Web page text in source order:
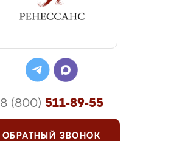
8 (800) 511-89-55
ОБРАТНЫЙ ЗВОНОК